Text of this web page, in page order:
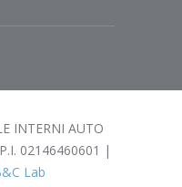
INTERNI AUTO
02146460601 |
Lab